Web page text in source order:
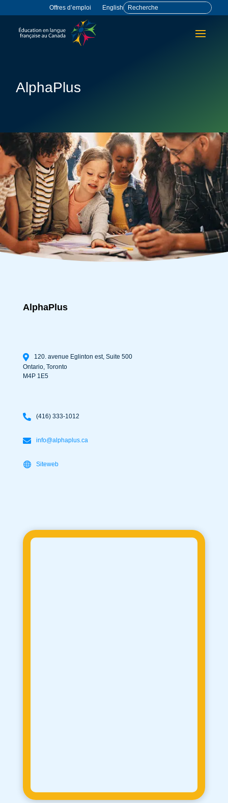
Offres d’emploi English
AlphaPlus
AlphaPlus
120. avenue Eglinton est, Suite 500
Ontario, Toronto
M4P 1E5
(416) 333-1012
info@alphaplus.ca
Siteweb